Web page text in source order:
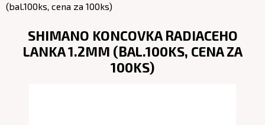
(bal.100ks, cena za 100ks)
SHIMANO KONCOVKA RADIACEHO
LANKA 1.2MM (BAL.100KS, CENA ZA
100KS)